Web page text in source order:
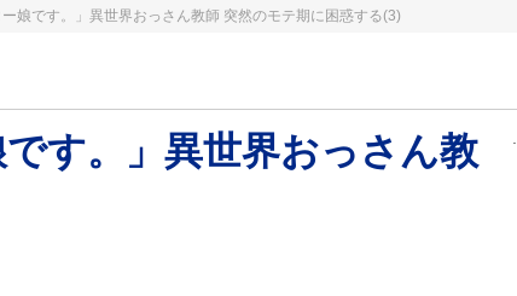
娘です。」異世界おっさん教師 突然のモテ期に困惑する(3)
す。」異世界おっさん教